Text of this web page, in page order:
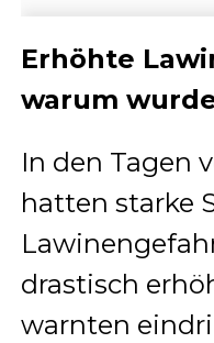
Erhöhte
warum
In den Tagen
hatten starke
drastisch
warnten